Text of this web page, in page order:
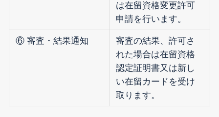
は在留資格変更許可
申請を行います。
⑥ 審査・結果通知
審査の結果、許可さ
れた場合は在留資格
認定証明書又は新し
い在留カードを受け
取ります。